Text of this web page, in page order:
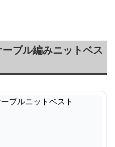
ブル編みニットベス